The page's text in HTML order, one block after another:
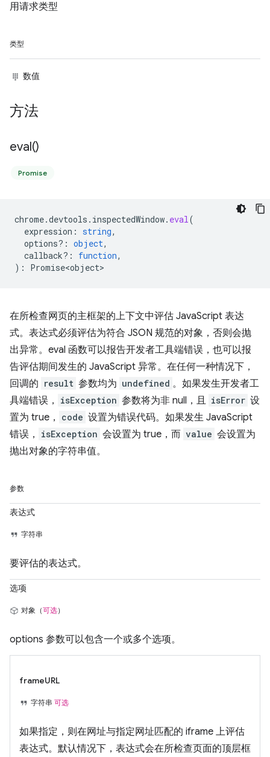
用请求类型
类型
数值
方法
eval()
Promise
chrome.devtools . inspectedWindow. eval(
expression : string,
options? : object,
callback? : function,
) : Promise<object>
在所检查网页的主框架的上下文中评估 JavaScript 表达
式。表达式必须评估为符合 JSON 规范的对象，否则会抛
出异常。eval 函数可以报告开发者工具端错误，也可以报
告评估期间发生的 JavaScript 异常。在任何一种情况下，
回调的 result 参数均为 undefined 。如果发生开发者工
具端错误，
isException 参数将为非 null，且 isError 设
置为 true，
code 设置为错误代码。如果发生 JavaScript
错误，
isException 会设置为 true，而 value 会设置为
抛出对象的字符串值。
参数
表达式
字符串
要评估的表达式。
选项
对象（可选）
options 参数可以包含一个或多个选项。
frameURL
字符串 可选
如果指定，则在网址与指定网址匹配的 iframe 上评估
表达式。默认情况下，表达式会在所检查页面的顶层框